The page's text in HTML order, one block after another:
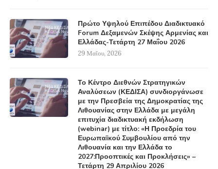
Πρώτο Υψηλού Επιπέδου Διαδικτυακό
Forum Δεξαμενών Σκέψης Αρμενίας και
Ελλάδας-Τετάρτη 27 Μαΐου 2026
29 Μαΐου, 2026
Το Κέντρο Διεθνών Στρατηγικών
Αναλύσεων (ΚΕΔΙΣΑ) συνδιοργάνωσε
με την Πρεσβεία της Δημοκρατίας της
Λιθουανίας στην Ελλάδα με μεγάλη
επιτυχία διαδικτυακή εκδήλωση
(webinar) με τίτλο: «Η Προεδρία του
Ευρωπαϊκού Συμβουλίου από την
Λιθουανία και την Ελλάδα το
2027:Προοπτικές και Προκλήσεις» –
Τετάρτη 29 Απριλίου 2026